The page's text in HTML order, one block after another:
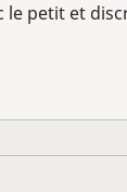
le petit et